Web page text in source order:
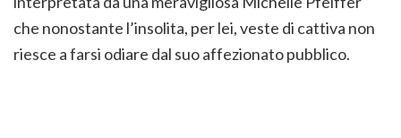
che nonostante l’insolita, per lei, veste di cattiva non
riesce a farsi odiare dal suo affezionato pubblico.